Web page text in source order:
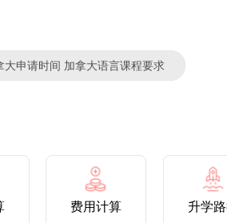
大申请时间 加拿大语言课程要求
费用计算 升学